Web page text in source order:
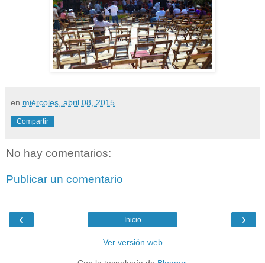
en miércoles, abril 08, 2015
Compartir
No hay comentarios:
Publicar un comentario
‹ ›
Inicio
Ver versión web